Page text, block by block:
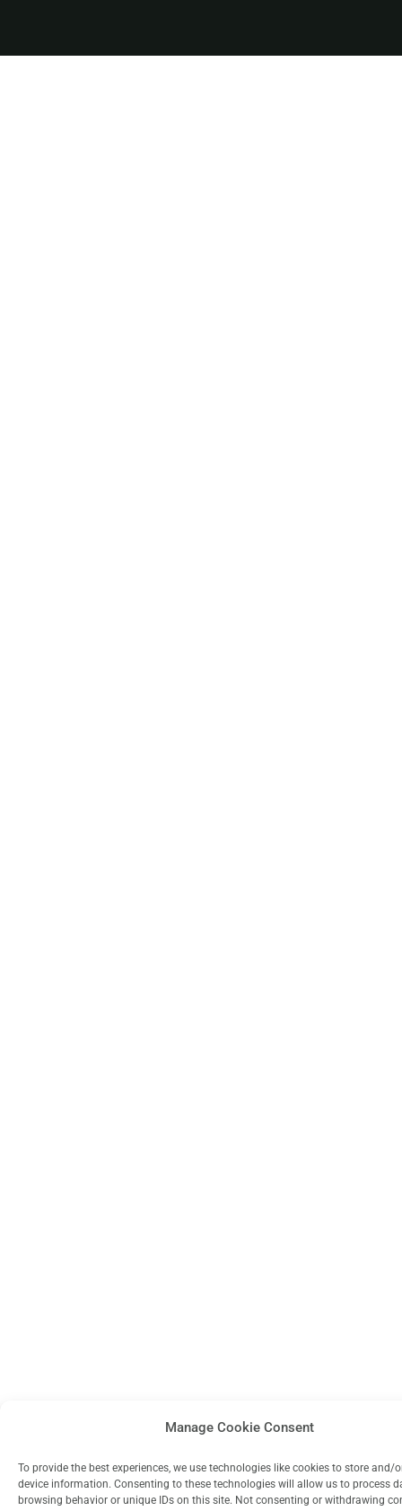
Manage Cookie Consent
To provide the best experiences, we use technologies like cookies to store and/
device information. Consenting to these technologies will allow us to process
browsing behavior or unique IDs on this site. Not consenting or withdrawing